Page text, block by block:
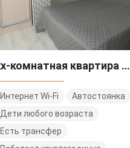
2х-комнатная квартира 75/4 кв 23
Интернет Wi-Fi
Автостоянка
Дети любого возраста
Есть трансфер